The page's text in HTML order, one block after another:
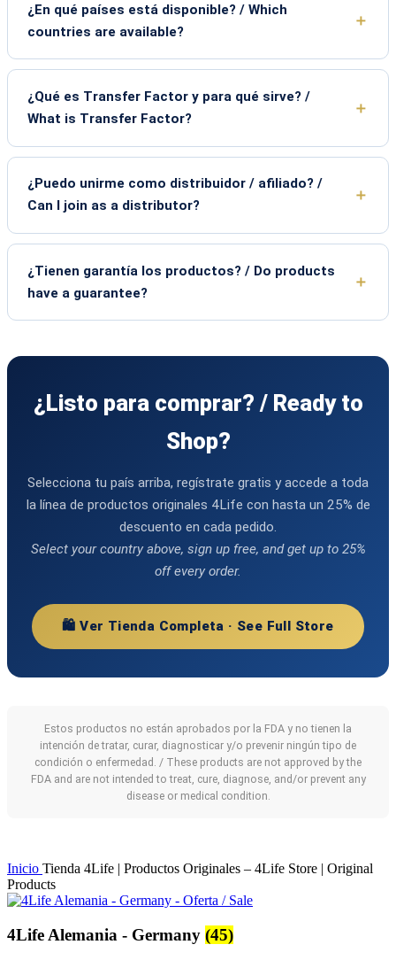
¿En qué países está disponible? / Which
countries are available?
¿Qué es Transfer Factor y para qué sirve? /
What is Transfer Factor?
¿Puedo unirme como distribuidor / afiliado? /
Can I join as a distributor?
¿Tienen garantía los productos? / Do products
have a guarantee?
¿Listo para comprar? / Ready to
Shop?
Selecciona tu país arriba, regístrate gratis y accede a toda
la línea de productos originales 4Life con hasta un 25% de
descuento en cada pedido.
Select your country above, sign up free, and get up to 25%
off every order.
🛍️ Ver Tienda Completa · See Full Store
Estos productos no están aprobados por la FDA y no tienen la
intención de tratar, curar, diagnosticar y/o prevenir ningún tipo de
condición o enfermedad. / These products are not approved by the
FDA and are not intended to treat, cure, diagnose, and/or prevent any
disease or medical condition.
Inicio Tienda 4Life | Productos Originales – 4Life Store | Original
Products
4Life Alemania - Germany (45)